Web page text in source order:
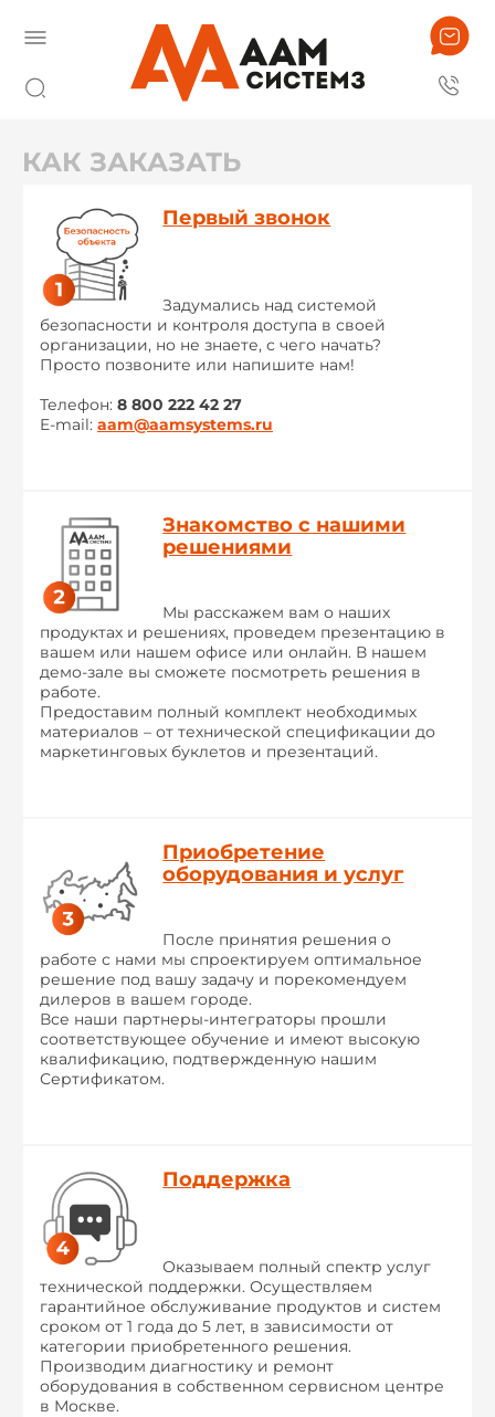
КАК ЗАКАЗАТЬ
Первый звонок
Задумались над системой
безопасности и контроля доступа в своей
организации, но не знаете, с чего начать?
Просто позвоните или напишите нам!
Телефон: 8 800 222 42 27
E-mail: aam@aamsystems.ru
Знакомство с нашими
решениями
Мы расскажем вам о наших
продуктах и решениях, проведем презентацию в
вашем или нашем офисе или онлайн. В нашем
демо-зале вы сможете посмотреть решения в
работе.
Предоставим полный комплект необходимых
материалов – от технической спецификации до
маркетинговых буклетов и презентаций.
Приобретение
оборудования и услуг
После принятия решения о
работе с нами мы спроектируем оптимальное
решение под вашу задачу и порекомендуем
дилеров в вашем городе.
Все наши партнеры-интеграторы прошли
соответствующее обучение и имеют высокую
квалификацию, подтвержденную нашим
Сертификатом.
Поддержка
Оказываем полный спектр услуг
технической поддержки. Осуществляем
гарантийное обслуживание продуктов и систем
сроком от 1 года до 5 лет, в зависимости от
категории приобретенного решения.
Производим диагностику и ремонт
оборудования в собственном сервисном центре
в Москве.